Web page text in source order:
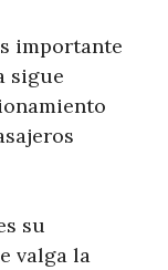
importante
sigue
su
valga la